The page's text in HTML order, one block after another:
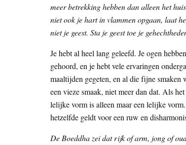
meer betrekking hebben dan alleen het
niet ook je hart in vlammen opgaan, laat
niet je geest. Sta je geest toe je
Je hebt al heel lang geleefd. Je ogen
gehoord, en je hebt vele ervaringen
maaltijden gegeten, en al die fijne smaken
een vieze smaak, niet meer dan dat. Als
lelijke vorm is alleen maar een lelijke
hetzelfde geldt voor een ruw en
De Boeddha zei dat rijk of arm, jong of